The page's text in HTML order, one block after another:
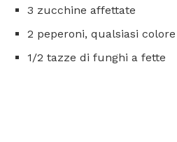
3 zucchine affettate
2 peperoni, qualsiasi colore
1/2 tazze di funghi a fette